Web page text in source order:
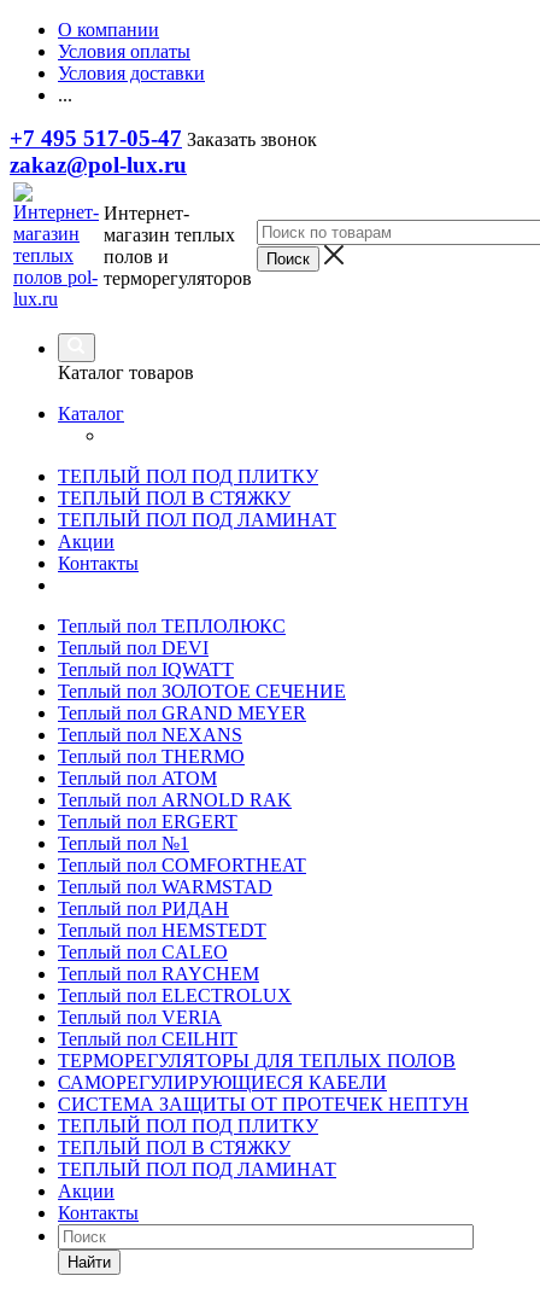
О компании
Условия оплаты
Условия доставки
...
+7 495 517-05-47 Заказать звонок
zakaz@pol-lux.ru
Интернет-
магазин теплых
полов и
терморегуляторов
Каталог товаров
Каталог
ТЕПЛЫЙ ПОЛ ПОД ПЛИТКУ
ТЕПЛЫЙ ПОЛ В СТЯЖКУ
ТЕПЛЫЙ ПОЛ ПОД ЛАМИНАТ
Акции
Контакты
Теплый пол ТЕПЛОЛЮКС
Теплый пол DEVI
Теплый пол IQWATT
Теплый пол ЗОЛОТОЕ СЕЧЕНИЕ
Теплый пол GRAND MEYER
Теплый пол NEXANS
Теплый пол THERMO
Теплый пол ATOM
Теплый пол ARNOLD RAK
Теплый пол ERGERT
Теплый пол №1
Теплый пол COMFORTHEAT
Теплый пол WARMSTAD
Теплый пол РИДАН
Теплый пол HEMSTEDT
Теплый пол CALEO
Теплый пол RAYCHEM
Теплый пол ELECTROLUX
Теплый пол VERIA
Теплый пол CEILHIT
ТЕРМОРЕГУЛЯТОРЫ ДЛЯ ТЕПЛЫХ ПОЛОВ
САМОРЕГУЛИРУЮЩИЕСЯ КАБЕЛИ
СИСТЕМА ЗАЩИТЫ ОТ ПРОТЕЧЕК НЕПТУН
ТЕПЛЫЙ ПОЛ ПОД ПЛИТКУ
ТЕПЛЫЙ ПОЛ В СТЯЖКУ
ТЕПЛЫЙ ПОЛ ПОД ЛАМИНАТ
Акции
Контакты
Найти